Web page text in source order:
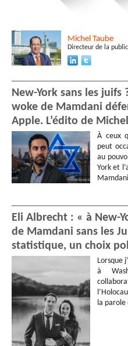
Michel Taube
Directeur de la
New-York sans les juifs
woke de Mamdani
Apple. L’édito de
À ceux
peut
au
York et
Eli Albrecht : « à New-
de Mamdani sans les
statistique, un choix
Lorsque
à
la parole